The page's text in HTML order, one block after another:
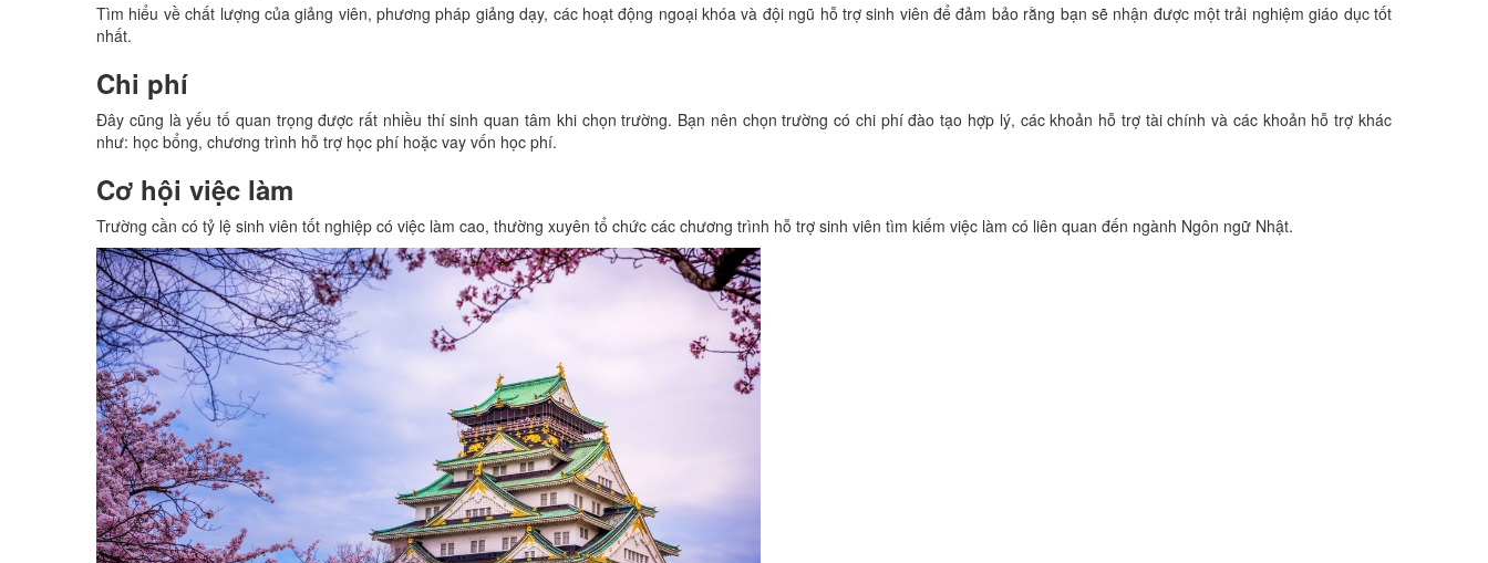
Tìm hiểu về chất lượng của giảng viên, phương pháp giảng dạy, các hoạt động ngoại khóa và đội ngũ hỗ trợ sinh viên để đảm bảo rằng bạn sẽ nhận được một trải nghiệm giáo dục tốt
nhất.
Chi phí
Đây cũng là yếu tố quan trọng được rất nhiều thí sinh quan tâm khi chọn trường. Bạn nên chọn trường có chi phí đào tạo hợp lý, các khoản hỗ trợ tài chính và các khoản hỗ trợ khác
như: học bổng, chương trình hỗ trợ học phí hoặc vay vốn học phí.
Cơ hội việc làm
Trường cần có tỷ lệ sinh viên tốt nghiệp có việc làm cao, thường xuyên tổ chức các chương trình hỗ trợ sinh viên tìm kiếm việc làm có liên quan đến ngành Ngôn ngữ Nhật.